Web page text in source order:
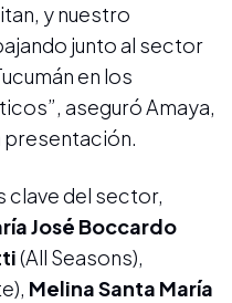
y nuestro
junto al sector
en los
aseguró Amaya,
presentación.
clave del sector,
José Boccardo
(All Seasons),
Melina Santa María